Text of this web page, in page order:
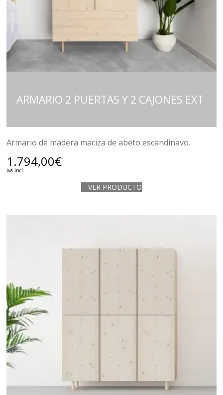
ARMARIO 2 PUERTAS Y 2 CAJONES EXT
Armario de madera maciza de abeto escandinavo.
1.794,00€
iva incl.
VER PRODUCTO